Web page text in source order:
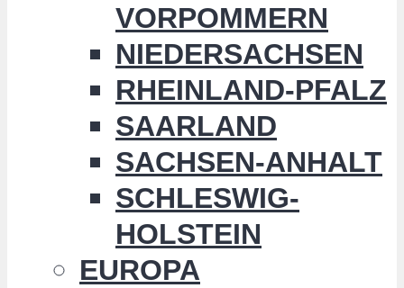
VORPOMMERN
NIEDERSACHSEN
RHEINLAND-PFALZ
SAARLAND
SACHSEN-ANHALT
SCHLESWIG-
HOLSTEIN
EUROPA